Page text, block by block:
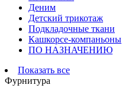
Деним
Детский трикотаж
Подкладочные ткани
Кашкорсе-компаньоны
ПО НАЗНАЧЕНИЮ
Показать все
Фурнитура